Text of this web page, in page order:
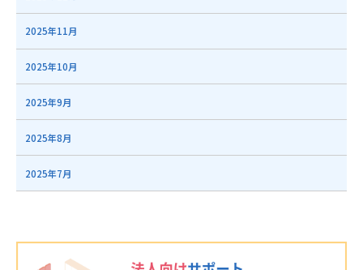
2025年11月
2025年10月
2025年9月
2025年8月
2025年7月